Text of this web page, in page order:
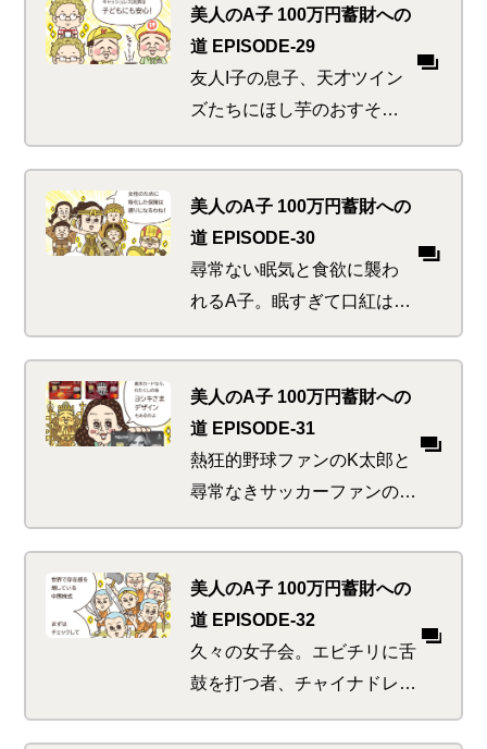
っとお金をつぎ込んでしま
い「あ、神に怒られる！」
と思った刹那…
美人のA子 100万円蓄財への
道 EPISODE-29
友人I子の息子、天才ツイン
ズたちにほし芋のおすそ分
け。なんと彼ら、お小遣い
をあげようとお財布を開く
も断ってくるというウワ
サ。駄菓子屋にまっしぐら
だったA子にはにわかには信
じられず…
美人のA子 100万円蓄財への
道 EPISODE-30
尋常ない眠気と食欲に襲わ
れるA子。眠すぎて口紅はは
みだし、食欲がありすぎて
回転ずしから浜焼きへのハ
シゴ。これは普通じゃない
わね、と思った刹那 いきな
りの「おえっぷ」。A子はど
うなってしまうのか…
美人のA子 100万円蓄財への
道 EPISODE-31
熱狂的野球ファンのK太郎と
尋常なきサッカーファンのA
子。チームを愛するあまり身
近なものをそのデザインで染
め上げたい欲求に駆られる。
ただしファン以外への無理強
いはご法度！どうせやるなら
もっとプライベートなアレ
美人のA子 100万円蓄財への
道 EPISODE-32
久々の女子会。エビチリに舌
鼓を打つ者、チャイナドレス
愛好家、三国志ファン、ジャ